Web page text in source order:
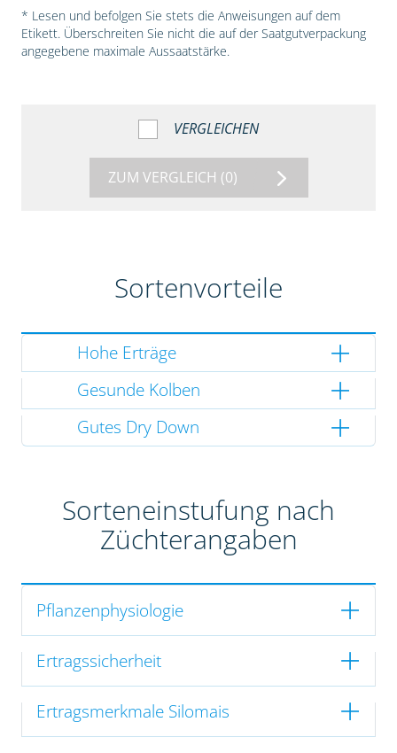
* Lesen und befolgen Sie stets die Anweisungen auf dem
Etikett. Überschreiten Sie nicht die auf der Saatgutverpackung
angegebene maximale Aussaatstärke.
VERGLEICHEN
ZUM VERGLEICH (0)
Sortenvorteile
Hohe Erträge
Gesunde Kolben
Gutes Dry Down
Sorteneinstufung nach
Züchterangaben
Pflanzenphysiologie
Ertragssicherheit
Ertragsmerkmale Silomais